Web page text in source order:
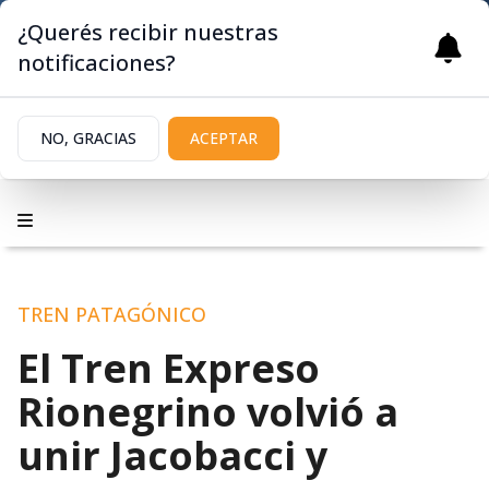
TREN PATAGÓNICO
El Tren Expreso
Rionegrino volvió a
unir Jacobacci y
¿Querés recibir nuestras
notificaciones?
NO, GRACIAS ACEPTAR